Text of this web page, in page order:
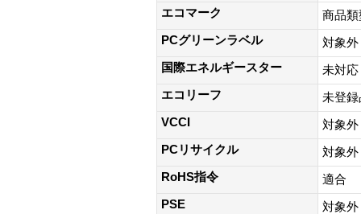
エコマーク
商品類
PCグリーンラベル
対象外
国際エネルギースター
未対応
エコリーフ
未登録
VCCI
対象外
PCリサイクル
対象外
RoHS指令
適合
PSE
対象外